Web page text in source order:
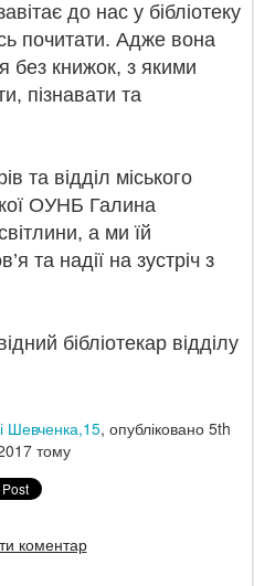
до нас у бібліотеку
почитати. Адже вона
без книжок, з якими
пізнавати та
та відділ міського
ОУНБ Галина
а ми їй
та надії на зустріч з
бібліотекар відділу
Шевченка,15, опубліковано 5th
тому
коментар